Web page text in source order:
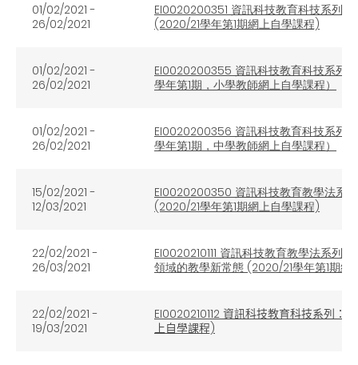
01/02/2021 -
26/02/2021
EI0020200351 資訊科技教育科技系列
(2020/21學年第1期網上自學課程)
01/02/2021 -
26/02/2021
EI0020200355 資訊科技教育科技系列
學年第1期，小學教師網上自學課程）
01/02/2021 -
26/02/2021
EI0020200356 資訊科技教育科技系列
學年第1期，中學教師網上自學課程）
15/02/2021 -
12/03/2021
EI0020200350 資訊科技教育教學法系
(2020/21學年第1期網上自學課程)
22/02/2021 -
26/03/2021
EI0020210111 資訊科技教育教學法系列
領域的教學新常態 (2020/21學年第1期網
22/02/2021 -
19/03/2021
EI0020210112 資訊科技教育科技系列
上自學課程)